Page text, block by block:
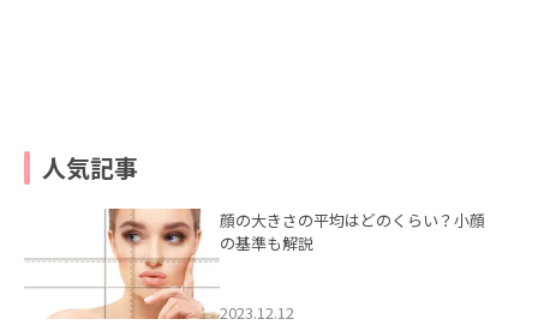
人気記事
顔の大きさの平均はどのくらい？小顔
の基準も解説
2023.12.12